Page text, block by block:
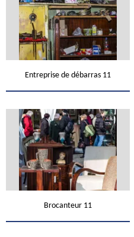
Entreprise de débarras 11
Brocanteur 11